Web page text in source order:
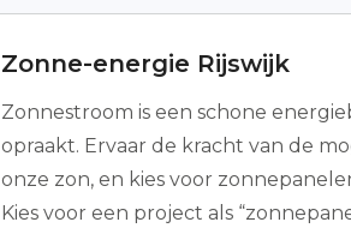
Zonne-energie Rijswijk
Zonnestroom is een schone
opraakt. Ervaar de kracht van de
onze zon, en kies voor
Kies voor een project als